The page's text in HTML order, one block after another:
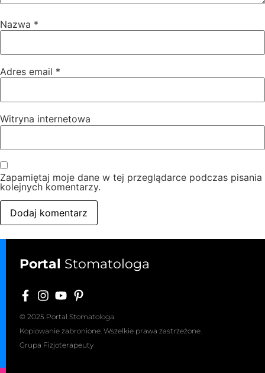
Nazwa *
Adres email *
Witryna internetowa
Zapamiętaj moje dane w tej przeglądarce podczas pisania
kolejnych komentarzy.
Portal Stomatologa
© 2025 Portal Stomatologa
Kopiowanie zabronione. Wszelkie prawa zastrzeżone.
Grupa Fizjoterapeuty